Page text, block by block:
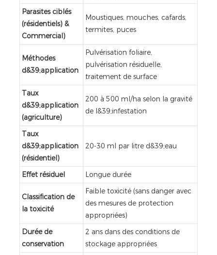
Parasites ciblés
(résidentiels) &
Commercial)
Moustiques, mouches, cafards,
termites, puces
Méthodes
d&39;application
Pulvérisation foliaire,
pulvérisation résiduelle,
traitement de surface
Taux
d&39;application
(agriculture)
200 à 500 ml/ha selon la gravité
de l&39;infestation
Taux
d&39;application
(résidentiel)
20-30 ml par litre d&39;eau
Effet résiduel Longue durée
Classification de
la toxicité
Faible toxicité (sans danger avec
des mesures de protection
appropriées)
Durée de
conservation
2 ans dans des conditions de
stockage appropriées